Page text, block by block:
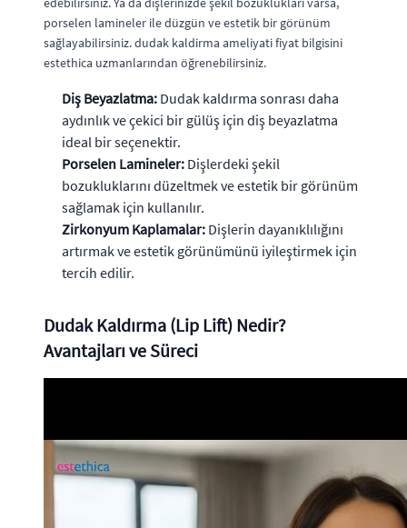
porselen lamineler ile düzgün ve estetik bir görünüm
sağlayabilirsiniz. dudak kaldirma ameliyati fiyat bilgisini
estethica uzmanlarından öğrenebilirsiniz.
Diş Beyazlatma: Dudak kaldırma sonrası daha
aydınlık ve çekici bir gülüş için diş beyazlatma
ideal bir seçenektir.
Porselen Lamineler: Dişlerdeki şekil
bozukluklarını düzeltmek ve estetik bir görünüm
sağlamak için kullanılır.
Zirkonyum Kaplamalar: Dişlerin dayanıklılığını
artırmak ve estetik görünümünü iyileştirmek için
tercih edilir.
Dudak Kaldırma (Lip Lift) Nedir?
Avantajları ve Süreci